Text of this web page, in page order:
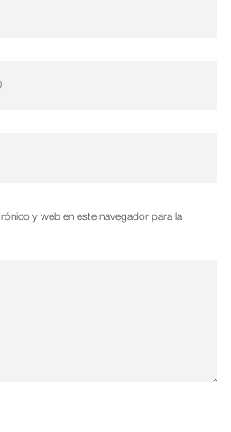
y web en este navegador para la